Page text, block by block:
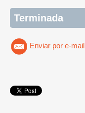
Terminada
Enviar por e-mail